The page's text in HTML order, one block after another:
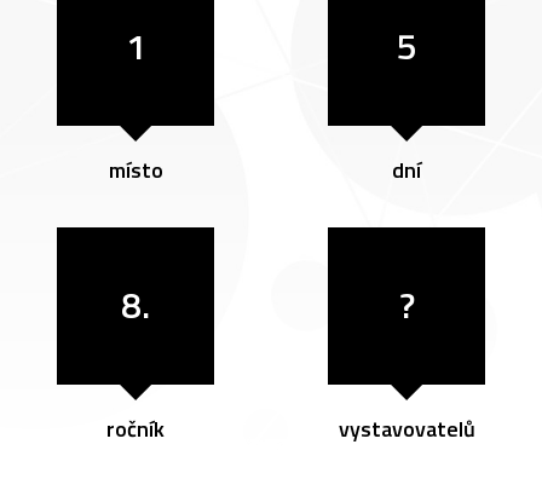
1
místo
5
dní
8.
ročník
?
vystavovatelů